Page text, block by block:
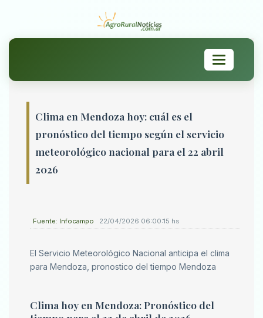
Toggle
navigation
Clima en Mendoza hoy: cuál es el
pronóstico del tiempo según el servicio
meteorológico nacional para el 22 abril
2026
Fuente: Infocampo 22/04/2026 06:00:15 hs
El Servicio Meteorológico Nacional anticipa el clima
para Mendoza, pronostico del tiempo Mendoza
Clima hoy en Mendoza: Pronóstico del